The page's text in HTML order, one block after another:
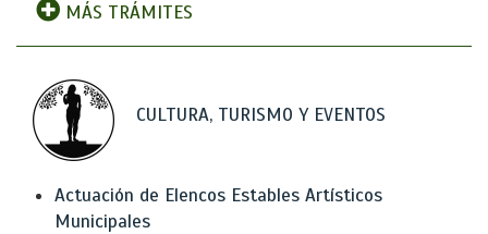
MÁS TRÁMITES
CULTURA, TURISMO Y EVENTOS
Actuación de Elencos Estables Artísticos
Municipales